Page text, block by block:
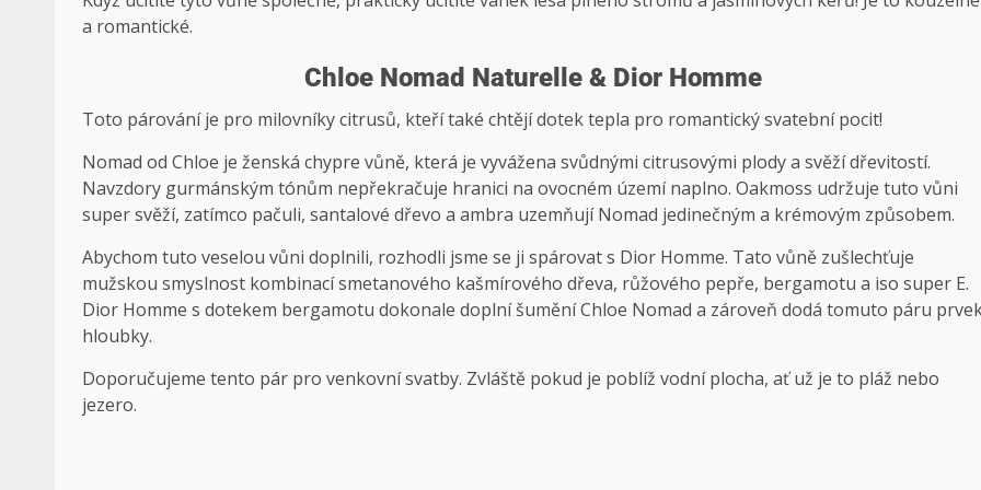
a romantické.
Chloe Nomad Naturelle & Dior Homme
Toto párování je pro milovníky citrusů, kteří také chtějí dotek tepla pro romantický svatební pocit!
Nomad od Chloe je ženská chypre vůně, která je vyvážena svůdnými citrusovými plody a svěží dřevitostí.
Navzdory gurmánským tónům nepřekračuje hranici na ovocném území naplno. Oakmoss udržuje tuto vůni
super svěží, zatímco pačuli, santalové dřevo a ambra uzemňují Nomad jedinečným a krémovým způsobem.
Abychom tuto veselou vůni doplnili, rozhodli jsme se ji spárovat s Dior Homme. Tato vůně zušlechťuje
mužskou smyslnost kombinací smetanového kašmírového dřeva, růžového pepře, bergamotu a iso super E.
Dior Homme s dotekem bergamotu dokonale doplní šumění Chloe Nomad a zároveň dodá tomuto páru
hloubky.
Doporučujeme tento pár pro venkovní svatby. Zvláště pokud je poblíž vodní plocha, ať už je to pláž nebo
jezero.